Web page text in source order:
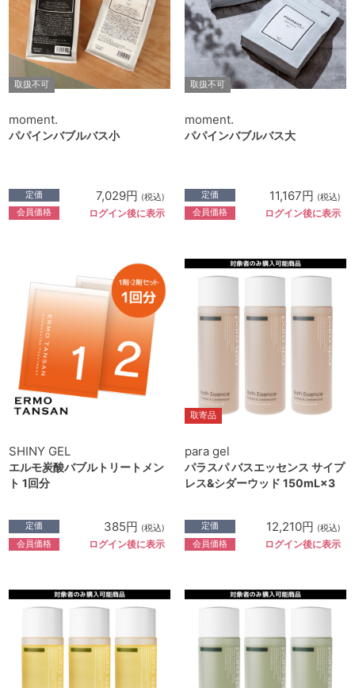
取扱不可
moment.
パパインバブルバス小
定価 7,029円 (税込)
会員価格 ログイン後に表示
取扱不可
moment.
パパインバブルバス大
定価 11,167円 (税込)
会員価格 ログイン後に表示
SHINY GEL
エルモ炭酸バブルトリートメン
ト 1回分
定価 385円 (税込)
会員価格 ログイン後に表示
取寄品
para gel
パラスパ バスエッセンス サイプ
レス&シダーウッド 150mL×3
定価 12,210円 (税込)
会員価格 ログイン後に表示